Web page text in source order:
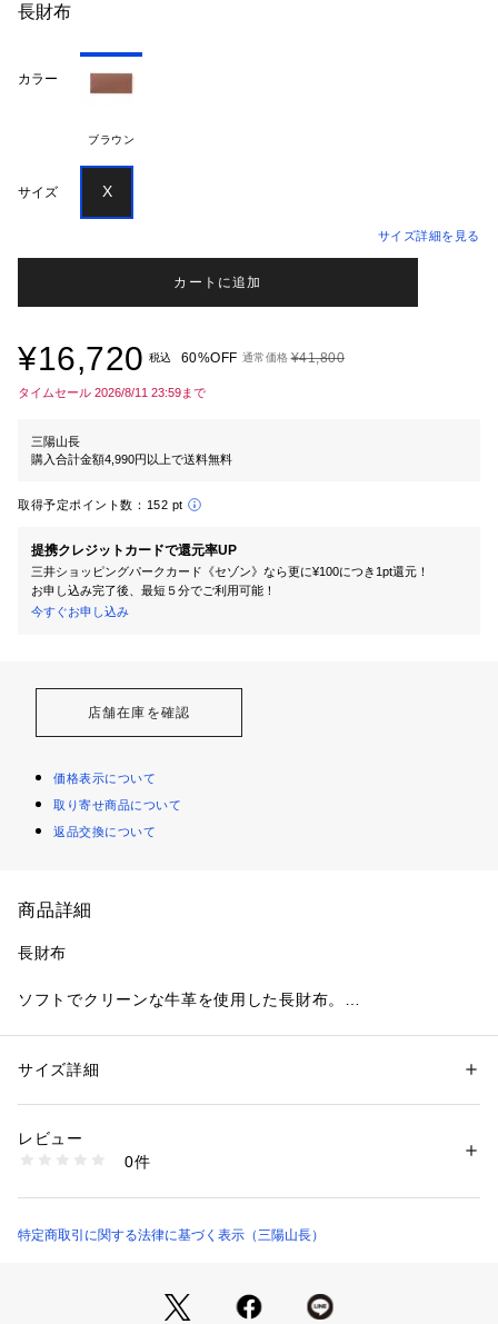
長財布
カラー
ブラウン
サイズ X
サイズ詳細を見る
カートに追加
¥16,720 税込 60%OFF 通常価格 ¥41,800
タイムセール 2026/8/11 23:59まで
三陽山長
購入合計金額4,990円以上で送料無料
取得予定ポイント数： 152 pt
提携クレジットカードで還元率UP
三井ショッピングパークカード《セゾン》なら更に¥100につき1pt還元！
お申し込み完了後、最短５分でご利用可能！
今すぐお申し込み
店舗在庫を確認
価格表示について
取り寄せ商品について
返品交換について
商品詳細
長財布
ソフトでクリーンな牛革を使用した長財布。
手触りの良いソフトな風合い、薄くポケットへの収納も可能な
実際の商品とイメージ、仕様が異なる場合がございます。
性別：メンズ
貨
生産国：日本製
2160900000573
サイズ詳細
レビュー
0件
特定商取引に関する法律に基づく表示（三陽山長）